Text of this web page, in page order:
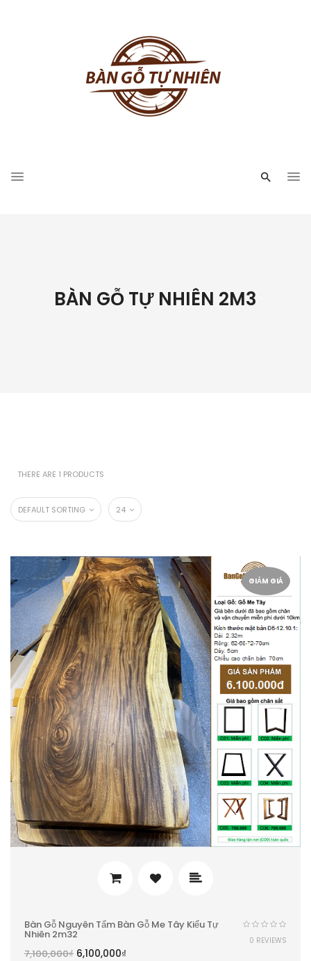
BÀN GỖ TỰ NHIÊN 2M3
THERE ARE 1 PRODUCTS
DEFAULT SORTING 24
GIẢM GIÁ
Bàn Gỗ Nguyên Tấm Bàn Gỗ Me Tây Kiểu Tự
Nhiên 2m32
7,100,000₫ 6,100,000₫
0 REVIEWS